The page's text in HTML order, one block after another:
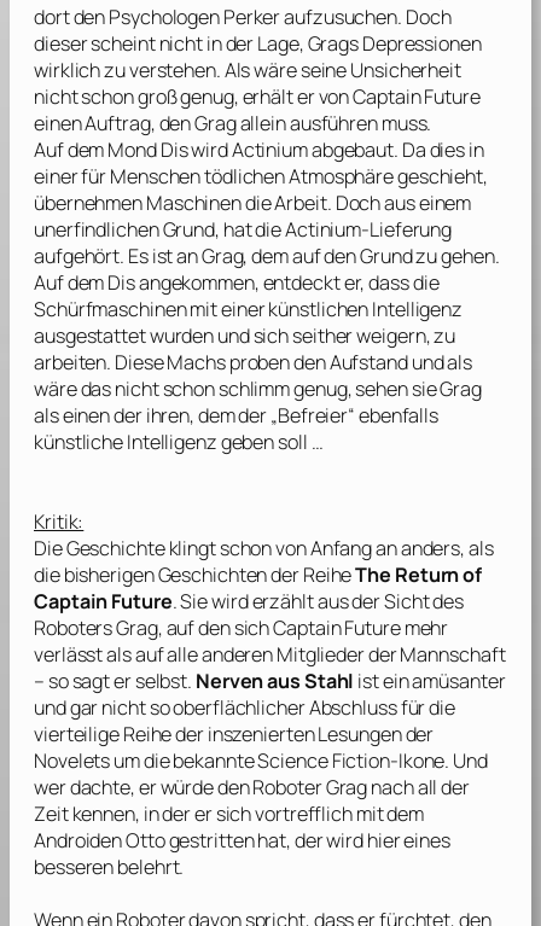
dort den Psychologen Perker aufzusuchen. Doch
dieser scheint nicht in der Lage, Grags Depressionen
wirklich zu verstehen. Als wäre seine Unsicherheit
nicht schon groß genug, erhält er von Captain Future
einen Auftrag, den Grag allein ausführen muss.
Auf dem Mond Dis wird Actinium abgebaut. Da dies in
einer für Menschen tödlichen Atmosphäre geschieht,
übernehmen Maschinen die Arbeit. Doch aus einem
unerfindlichen Grund, hat die Actinium-Lieferung
aufgehört. Es ist an Grag, dem auf den Grund zu gehen.
Auf dem Dis angekommen, entdeckt er, dass die
Schürfmaschinen mit einer künstlichen Intelligenz
ausgestattet wurden und sich seither weigern, zu
arbeiten. Diese Machs proben den Aufstand und als
wäre das nicht schon schlimm genug, sehen sie Grag
als einen der ihren, dem der „Befreier“ ebenfalls
künstliche Intelligenz geben soll …
Kritik:
Die Geschichte klingt schon von Anfang an anders, als
die bisherigen Geschichten der ReiheThe Return of
Captain Future. Sie wird erzählt aus der Sicht des
Roboters Grag, auf den sich Captain Future mehr
verlässt als auf alle anderen Mitglieder der Mannschaft
– so sagt er selbst. Nerven aus Stahl ist ein amüsanter
und gar nicht so oberflächlicher Abschluss für die
vierteilige Reihe der inszenierten Lesungen der
Novelets um die bekannte Science Fiction-Ikone. Und
wer dachte, er würde den Roboter Grag nach all der
Zeit kennen, in der er sich vortrefflich mit dem
Androiden Otto gestritten hat, der wird hier eines
besseren belehrt.
Wenn ein Roboter davon spricht, dass er fürchtet, den